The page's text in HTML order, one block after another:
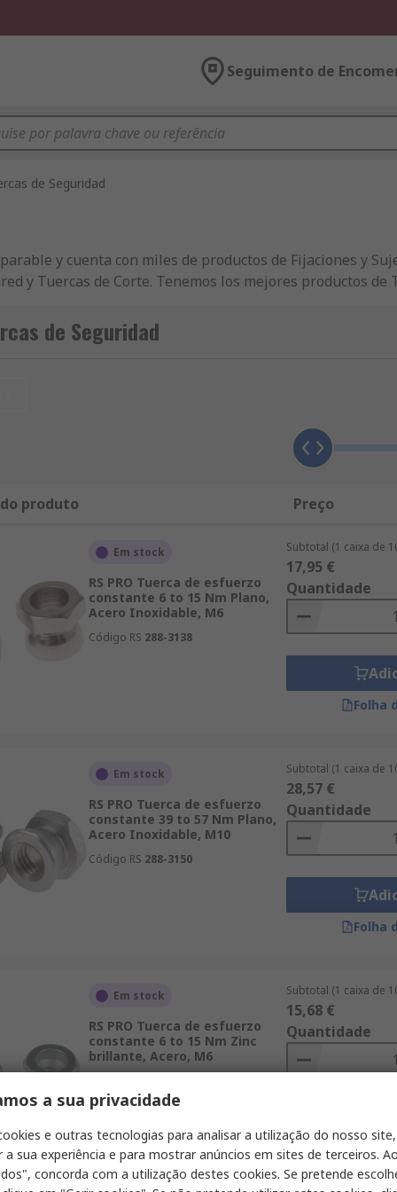
Seguimento de
de Seguridad
y cuenta con miles de productos de Fijaciones y
y Tuercas de Corte. Tenemos los mejores productos
y con un servicio de atención al cliente inmejorable.
Mecánica y Herramientas. La amplia gama de
de un servicio de soporte técnico gratuito. Nuestro
de Corte, y sus resultados se organizarán por la
web para localizar las páginas de soporte. La Zona
producto de Tuercas de Corte y sus usos, así como
y Herramientas, todos nuestros productos de
directamente por RS. La satisfacción del cliente
de Tuercas de Corte llegará en 24/48 h.
de Seguridad
produto Preço
Em stock
RS PRO Tuerca de esfuerzo
constante 6 to 15 Nm Plano,
Acero Inoxidable, M6
Código RS 288-3138
Subtotal (1 caixa de
17,95 €
Quantidade
Folha
Em stock
RS PRO Tuerca de esfuerzo
constante 39 to 57 Nm Plano,
Acero Inoxidable, M10
Código RS 288-3150
Subtotal (1 caixa de
28,57 €
Quantidade
Folha
Em stock
RS PRO Tuerca de esfuerzo
constante 6 to 15 Nm Zinc
brillante, Acero, M6
Subtotal (1 caixa de
15,68 €
Quantidade
Folha
a sua privacidade
e outras tecnologias para analisar a utilização do nosso
a sua experiência e para mostrar anúncios em sites de terceiros.
concorda com a utilização destes cookies. Se pretende